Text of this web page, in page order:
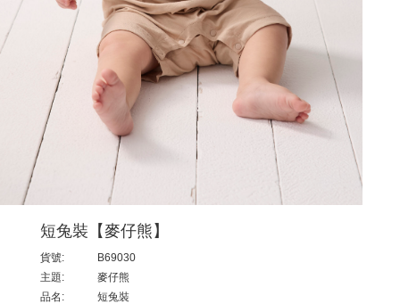
短兔裝【麥仔熊】
貨號:
B69030
主題:
麥仔熊
品名:
短兔裝